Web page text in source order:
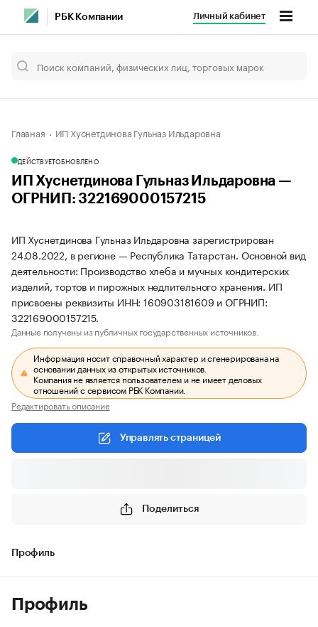
РБК Компании Личный кабинет
Главная ИП Хуснетдинова Гульназ Ильдаровна
ДЕЙСТВУЕТОБНОВЛЕНО
ИП Хуснетдинова Гульназ Ильдаровна —
ОГРНИП: 322169000157215
ИП Хуснетдинова Гульназ Ильдаровна зарегистрирован
24.08.2022, в регионе — Республика Татарстан. Основной вид
деятельности: Производство хлеба и мучных кондитерских
изделий, тортов и пирожных недлительного хранения. ИП
присвоены реквизиты ИНН: 160903181609 и ОГРНИП:
322169000157215.
Данные получены из публичных государственных источников.
Информация носит справочный характер и сгенерирована на
основании данных из открытых источников.
Компания не является пользователем и не имеет деловых
отношений с сервисом РБК Компании.
Редактировать описание
Управлять страницей
Поделиться
Профиль
Профиль